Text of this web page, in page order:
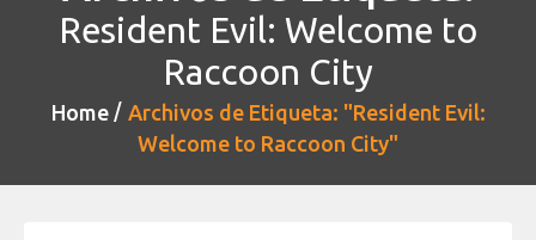
Resident Evil: Welcome to
Raccoon City
Home
Archivos de Etiqueta: "Resident Evil:
Welcome to Raccoon City"